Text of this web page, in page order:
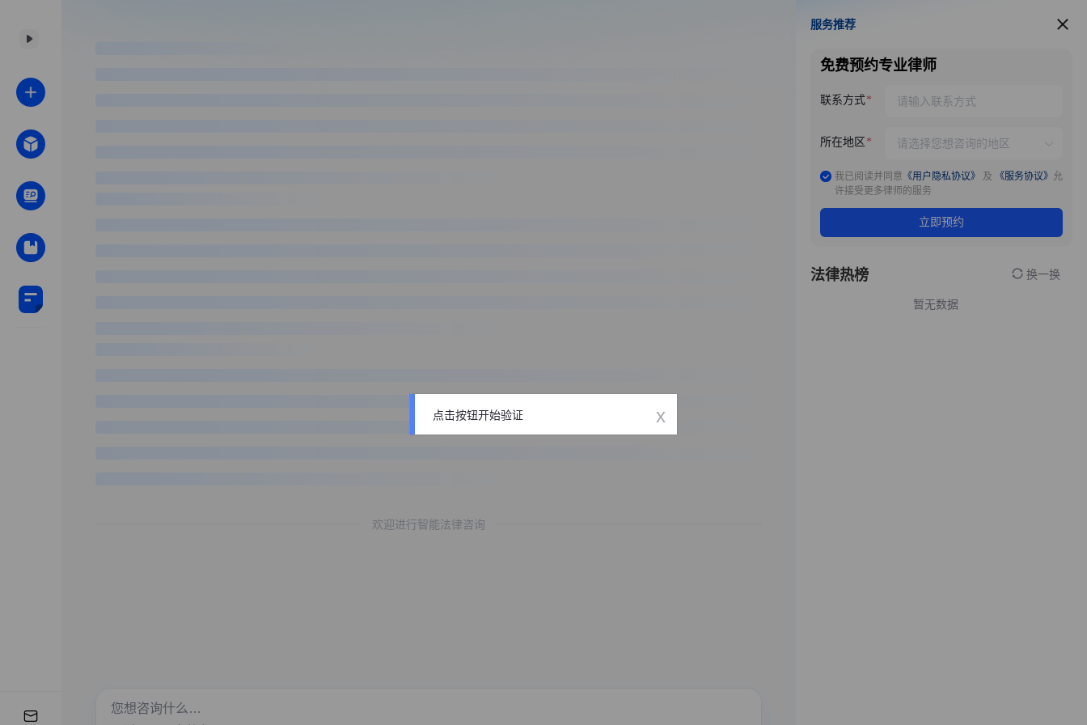
欢迎进行智能法律咨询
服务推荐
服务推荐
免费预约专业律师
联系方式
所在地区
我已阅读并同意 《用户隐私协议》 及 《服务协议》 允
许接受更多律师的服务
立即预约
法律热榜 换一换
暂无数据
点击按钮开始验证 x